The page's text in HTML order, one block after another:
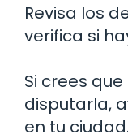
Revisa los
verifica si
Si crees
disputarla,
en tu ciudad.